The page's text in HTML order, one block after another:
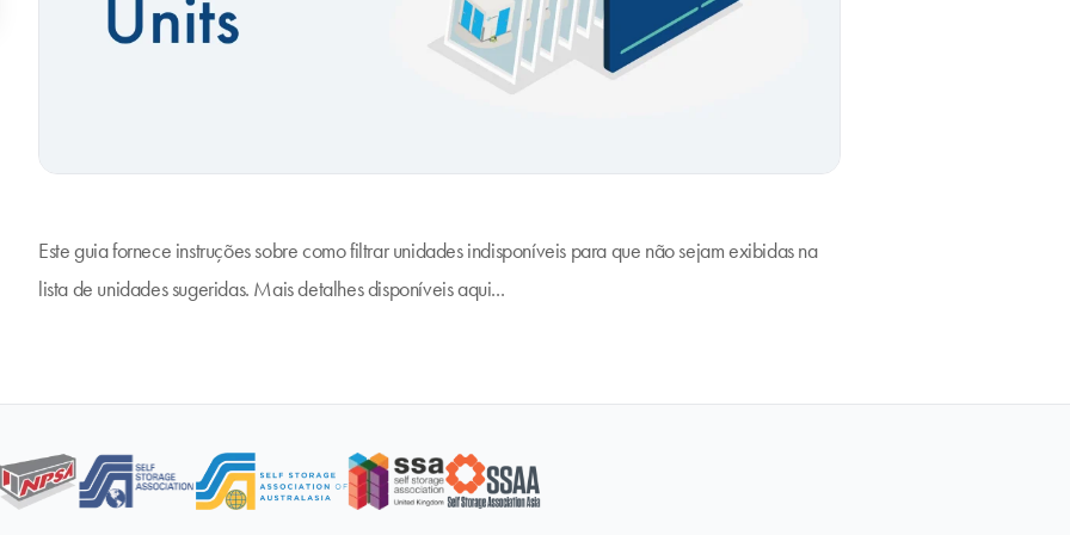
Este guia fornece instruções sobre como filtrar unidades indisponíveis para que não sejam exibidas na
lista de unidades sugeridas. Mais detalhes disponíveisaqui...